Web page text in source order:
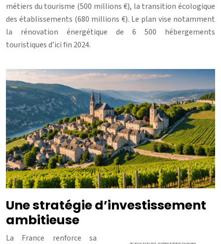
métiers du tourisme (500 millions €), la transition écologique
des établissements (680 millions €). Le plan vise notamment
la rénovation énergétique de 6 500 hébergements
touristiques d’ici fin 2024.
Une stratégie d’investissement
ambitieuse
La France renforce sa